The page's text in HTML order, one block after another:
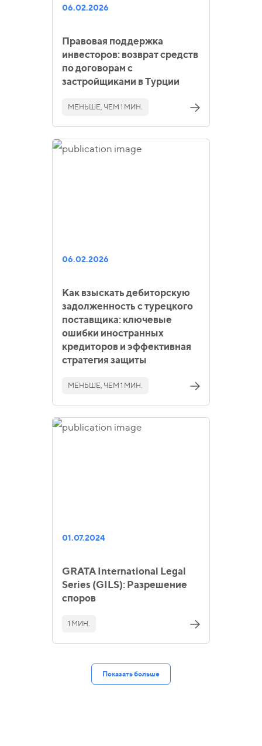
06.02.2026
Правовая поддержка
инвесторов: возврат средств
по договорам с
застройщиками в Турции
МЕНЬШЕ, ЧЕМ 1 МИН.
06.02.2026
Как взыскать дебиторскую
задолженность с турецкого
поставщика: ключевые
ошибки иностранных
кредиторов и эффективная
стратегия защиты
МЕНЬШЕ, ЧЕМ 1 МИН.
01.07.2024
GRATA International Legal
Series (GILS): Разрешение
споров
1 МИН.
Показать больше